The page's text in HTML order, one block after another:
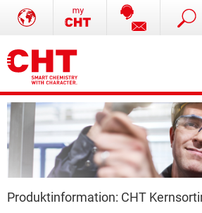
Produktinformation: CHT